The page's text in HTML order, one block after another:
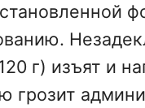
г) изъят и
грозит